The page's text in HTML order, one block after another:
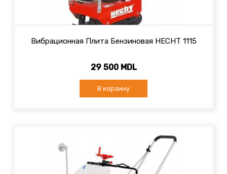
Вибрационная Плита Бензиновая HECHT 1115
29 500 MDL
В корзину